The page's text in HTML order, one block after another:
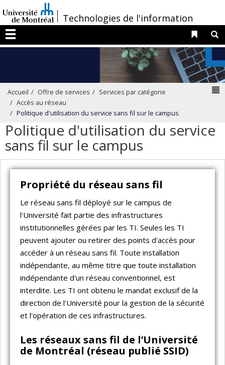
au
contenu
/
Technologies de l'information
Menu
Liens
Accueil Offre de services
Services par catégorie
Accès au réseau
Politique d'utilisation du service sans fil sur le campus
Politique d'utilisation du service
sans fil sur le campus
Propriété du réseau sans fil
Le réseau sans fil déployé sur le campus de
l'Université fait partie des infrastructures
institutionnelles gérées par les TI. Seules les TI
peuvent ajouter ou retirer des points d'accès pour
accéder à un réseau sans fil. Toute installation
indépendante, au même titre que toute installation
indépendante d'un réseau conventionnel, est
interdite. Les TI ont obtenu le mandat exclusif de la
direction de l'Université pour la gestion de la sécurité
et l'opération de ces infrastructures.
Les réseaux sans fil de l’Université
de Montréal (réseau publié SSID)